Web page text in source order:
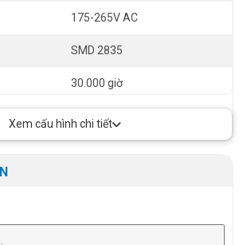
175-265V AC
SMD 2835
30.000 giờ
Xem cấu hình chi tiết